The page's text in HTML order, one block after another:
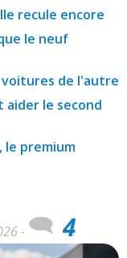
recule encore
le neuf
de l'autre
aider le second
le premium
- 4